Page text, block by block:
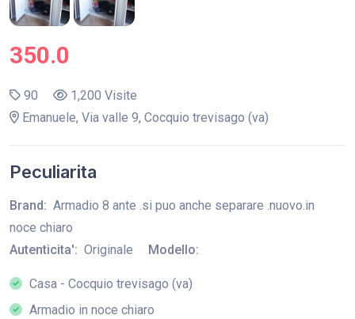
350.0
90
1,200 Visite
Emanuele, Via valle 9, Cocquio trevisago (va)
Peculiarita
Brand: Armadio 8 ante .si puo anche separare .nuovo.in
noce chiaro
Autenticita': Originale Modello:
Casa - Cocquio trevisago (va)
Armadio in noce chiaro